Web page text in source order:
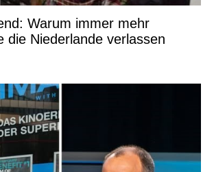
Warum immer mehr
die Niederlande verlassen